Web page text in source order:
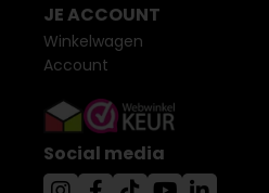
JE ACCOUNT
Winkelwagen
Account
Social media